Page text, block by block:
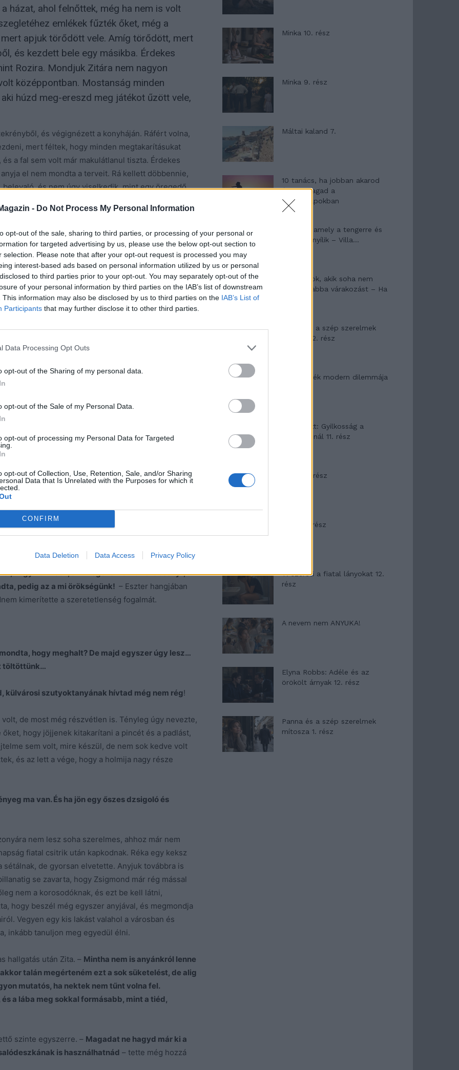
- Do Not Process My Personal Information
opt-out of the sale, sharing to third parties, or processing of your personal or
for targeted advertising by us, please use the below opt-out section to
selection. Please note that after your opt-out request is processed you may
interest-based ads based on personal information utilized by us or personal
to third parties prior to your opt-out. You may separately opt-out of the
of your personal information by third parties on the IAB’s list of downstream
This information may also be disclosed by us to third parties on the IAB’s List of
Participants that may further disclose it to other third parties.
Data Processing Opt Outs
opt-out of the Sharing of my personal data.
opt-out of the Sale of my Personal Data.
opt-out of processing my Personal Data for Targeted
opt-out of Collection, Use, Retention, Sale, and/or Sharing
Data that Is Unrelated with the Purposes for which it
CONFIRM
Data Deletion Data Access Privacy Policy
házat, ahol felnőttek, még ha nem is volt
emlékek fűzték őket, még a
apjuk törődött vele. Amíg törődött, mert
és kezdett bele egy másikba. Érdekes
Rozira. Mondjuk Zitára nem nagyon
középpontban. Mostanság minden
húzd meg-ereszd meg játékot űzött vele,
és végignézett a konyháján. Ráfért volna,
mert féltek, hogy minden megtakarításukat
a fal sem volt már makulátlanul tiszta. Érdekes
el nem mondta a terveit. Rá kellett döbbennie,
és nem úgy viselkedik, mint egy öregedő
még ő is futni vagy zumbázni fog, mint mások,
ha az emberek elfogadnák a korukat, és arra
unokákra. A lányok abszolút bolondok, ha azt
hogy nem lesz, aki vigyáz rá, és ő meg
a fejében, hogy a férjhez menést is
házasság után jutott, mert nap, mint nap tapasztalta,
lett a viszonyuk, bár az se volt rossz, de fiatal volt
egy idegen országban? Miért nem izgul?
csorgatta a kapszulás kávákat egymás után, már
nehezen rátalált a szekrény mélyén.
bele, hogy még akkor se borult ki, amikor
balhét rendeztek volna, ő meg csak annyit
–
–
mindegy nekünk, hogy mit csinál? Nem vagyunk
elhallgatott.
hogy nem lesz, aki megszervezi a karácsonyt, a
pedig az a mi örökségünk! – Eszter hangjában
kimerítette a szeretetlenség fogalmát.
hogy meghalt? De majd egyszer úgy lesz…
töltöttünk…
külvárosi szutyoktanyának hívtad még nem rég!
de most még részvétlen is. Tényleg úgy nevezte,
hogy jöjjenek kitakarítani a pincét és a padlást,
sem volt, mire készül, de nem sok kedve volt
és az lett a vége, hogy a holmija nagy része
ma van. És ha jön egy őszes dzsigoló és
nem lesz soha szerelmes, ahhoz már nem
fiatal csitrik után kapkodnak. Réka egy keksz
de gyorsan elvetette. Anyjuk továbbra is
se zavarta, hogy Zsigmond már rég mással
nem a korosodóknak, és ezt be kell látni,
hogy beszél még egyszer anyjával, és megmondja
Vegyen egy kis lakást valahol a városban és
inkább tanuljon meg egyedül élni.
hallgatás után Zita. – Mintha nem is anyánkról lenne
talán megérteném ezt a sok süketelést, de alig
mutatós, ha nektek nem tűnt volna fel.
a lába meg sokkal formásabb, mint a tiéd,
szinte egyszerre. – Magadat ne hagyd már ki a
is használhatnád – tette még hozzá
Minka 10. rész
Minka 9. rész
Máltai kaland 7.
10 tanács, ha jobban akarod
érezni magad a
hétköznapokban
Egy ház, amely a tengerre és
a fényre nyílik – Villa...
A családok, akik soha nem
hagyták abba várakozást – Ha
Panna és a szép szerelmek
mítosza 2. rész
Az ereklyék modern dilemmája
T. Barnett: Gyilkosság a
Garda-tónál 11. rész
Minka 8. rész
Minka 7. rész
T. szereti a fiatal lányokat 12.
rész
A nevem nem ANYUKA!
Elyna Robbs: Adéle és az
örökölt árnyak 12. rész
Panna és a szép szerelmek
mítosza 1. rész